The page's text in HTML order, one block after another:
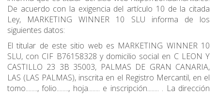
De acuerdo con la exigencia del artículo 10 de la citada
Ley, MARKETING WINNER 10 SLU informa de los
siguientes datos:
El titular de este sitio web es MARKETING WINNER 10
SLU, con CIF B76158328 y domicilio social en C LEON Y
CASTILLO 23 3B 35003, PALMAS DE GRAN CANARIA,
LAS (LAS PALMAS), inscrita en el Registro Mercantil, en el
tomo........, folio........, hoja........ e inscripción........ . La dirección